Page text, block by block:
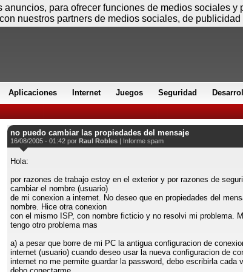
Aplicaciones Internet Juegos Seguridad
no puedo cambiar las propiedades del mensaje
16/08/2005 - 01:42 por Raul Robles | Informe spam
Hola:
por razones de trabajo estoy en el exterior y por razones de
cambiar el nombre (usuario)
de mi conexion a internet. No deseo que en propiedades del
nombre. Hice otra conexion
con el mismo ISP, con nombre ficticio y no resolvi mi problema.
tengo otro problema mas
a) a pesar que borre de mi PC la antigua configuracion de
internet (usuario) cuando deseo usar la nueva configuracion de
internet no me permite guardar la password, debo escribirla cada
para ofrecer funciones de medios sociales
nuestros partners de medios sociales, de